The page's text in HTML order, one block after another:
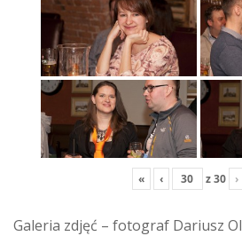
« ‹ z30 ›
Galeria zdjęć – fotograf Dariusz